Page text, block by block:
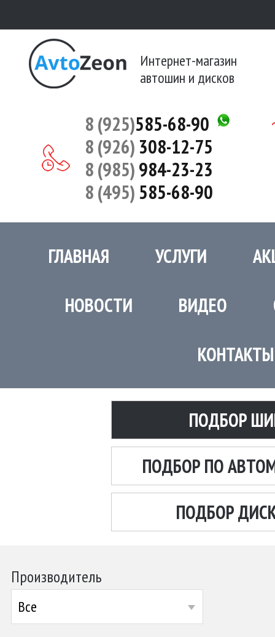
Интернет-магазин
автошин и дисков
8 (925)585-68-90
8 (926) 308-12-75
8 (985)984-23-23
8 (495)585-68-90
ГЛАВНАЯ УСЛУГИ
НОВОСТИ ВИДЕО
КОНТАКТЫ
ПОДБОР
ПОДБОР ПО
ПОДБОР
Производитель
Все